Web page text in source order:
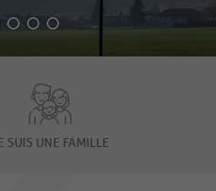
SUIS UNE FAMILLE